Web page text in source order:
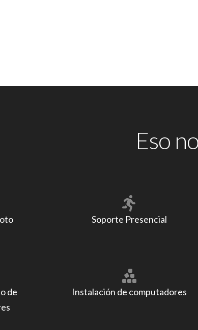
Eso
Soporte Presencial
de
Instalación de computadores